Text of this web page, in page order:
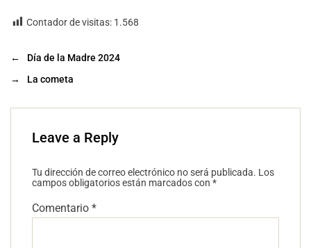
Contador de visitas: 1.568
←
Día de la Madre 2024
→
La cometa
Leave a Reply
Tu dirección de correo electrónico no será publicada. Los
campos obligatorios están marcados con *
Comentario *